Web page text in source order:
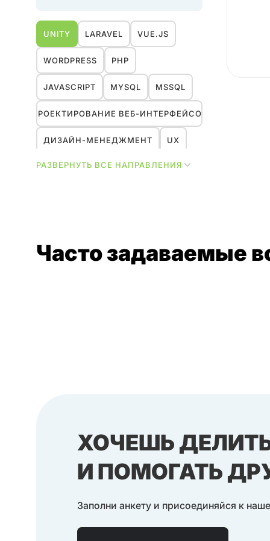
UNITY LARAVEL VUE.JS
WORDPRESS PHP
JAVASCRIPT MYSQL MSSQL
ПРОЕКТИРОВАНИЕ ВЕБ-ИНТЕРФЕЙСОВ
ДИЗАЙН-МЕНЕДЖМЕНТ UX
ИССЛЕДОВАНИЯ МАРКЕТИНГ
REACT
PRODUCT MANAGEMENT
EDTECH DIGITAL MARKETING
РАЗВЕРНУТЬ ВСЕ НАПРАВЛЕНИЯ
Часто задаваемые
ХОЧЕШЬ
И ПОМОГАТЬ
Заполни анкету и присоединяйся к